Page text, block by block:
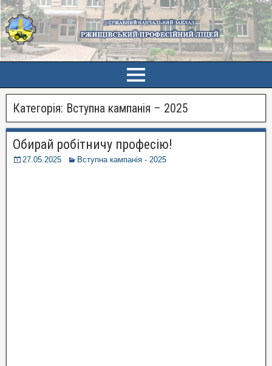
Категорія: Вступна кампанія – 2025
Обирай робітничу професію!
27.05.2025 Вступна кампанія - 2025